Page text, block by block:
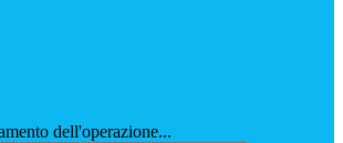
dell'operazione...